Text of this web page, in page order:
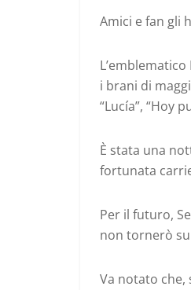
Amici e fan gli
i brani di
“Lucía”, “Hoy
È stata una
fortunata
Per il futuro,
non tornerò
Va notato che,